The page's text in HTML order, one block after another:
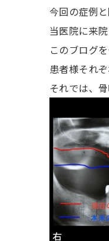
今回の症例
当医院に来
このブログ
患者様それ
それでは、